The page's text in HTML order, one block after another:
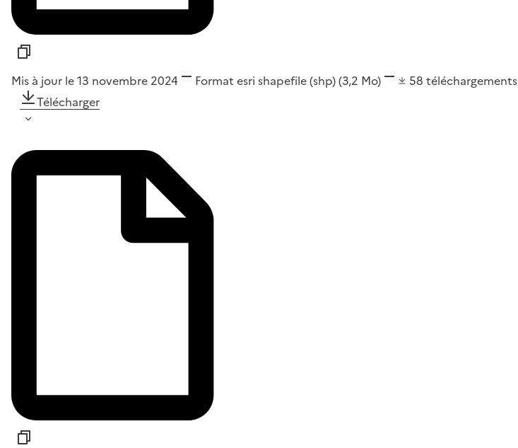
Mis à jour le 13 novembre 2024 Format esri shapefile (shp)(3,2 Mo) 58 téléchargements
Télécharger